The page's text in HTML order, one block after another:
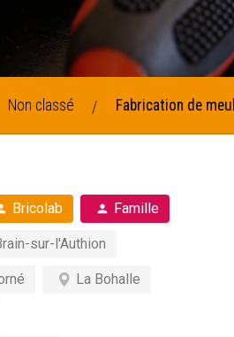
Non classé / Fabrication de
Bricolab Famille
sur-l'Authion
La Bohalle